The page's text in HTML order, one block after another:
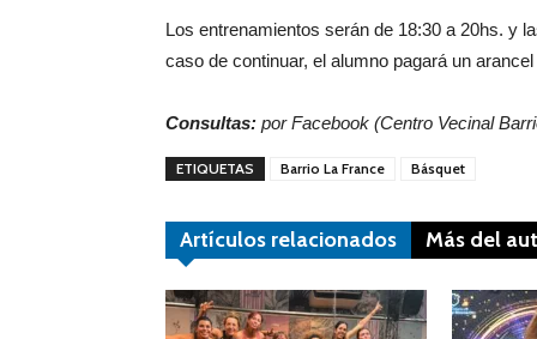
Los entrenamientos serán de 18:30 a 20hs. y
caso de continuar, el alumno pagará un
Consultas: por Facebook (Centro Vecinal
ETIQUETAS Barrio La France Básquet
Artículos relacionados Más del